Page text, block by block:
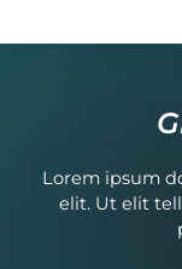
Lorem ipsum
elit. Ut elit